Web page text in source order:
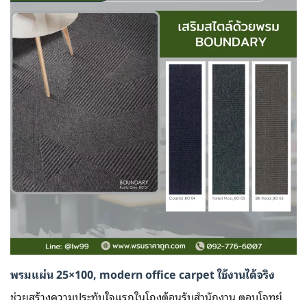
พรมแผ่น 25×100, modern office carpet ใช้งานได้จริง